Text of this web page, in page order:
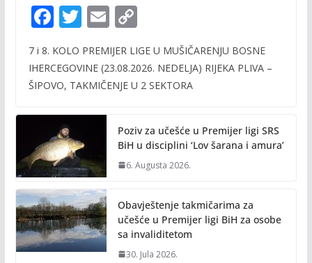
F
ac
e
b
o
k
T
w
itt
er
E
m
ai
l
C
p
y
n
k
7 i 8. KOLO PREMIJER LIGE U MUŠIČARENJU BOSNE
IHERCEGOVINE (23.08.2026. NEDELJA) RIJEKA PLIVA –
ŠIPOVO, TAKMIČENJE U 2 SEKTORA
Poziv za učešće u Premijer ligi SRS
BiH u disciplini ‘Lov šarana i amura’
6. Augusta 2026.
Obavještenje takmičarima za
učešće u Premijer ligi BiH za osobe
sa invaliditetom
30. Jula 2026.